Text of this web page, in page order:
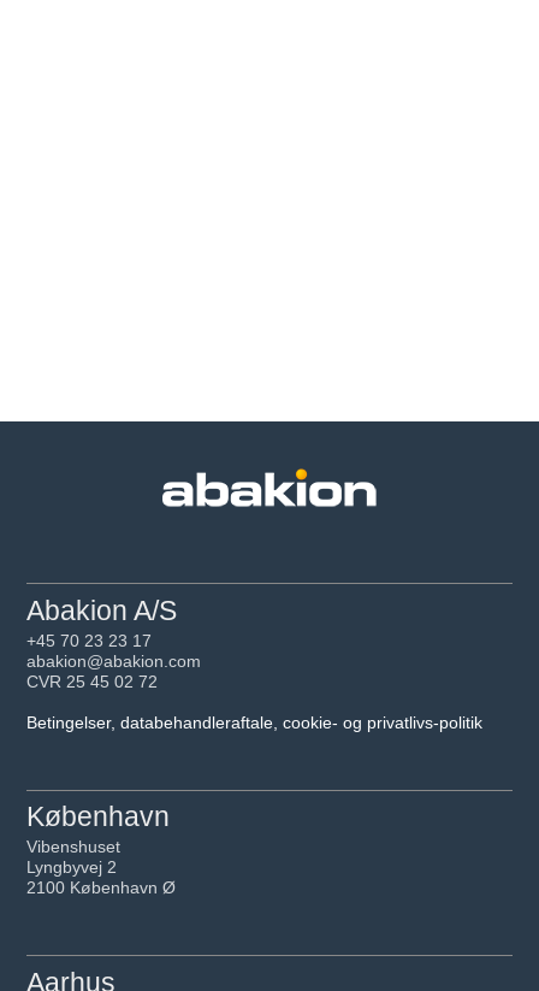
Abakion A/S
+45 70 23 23 17
abakion@abakion.com
CVR 25 45 02 72
Betingelser, databehandleraftale, cookie- og privatlivs-politik
København
Vibenshuset
Lyngbyvej 2
2100 København Ø
Aarhus